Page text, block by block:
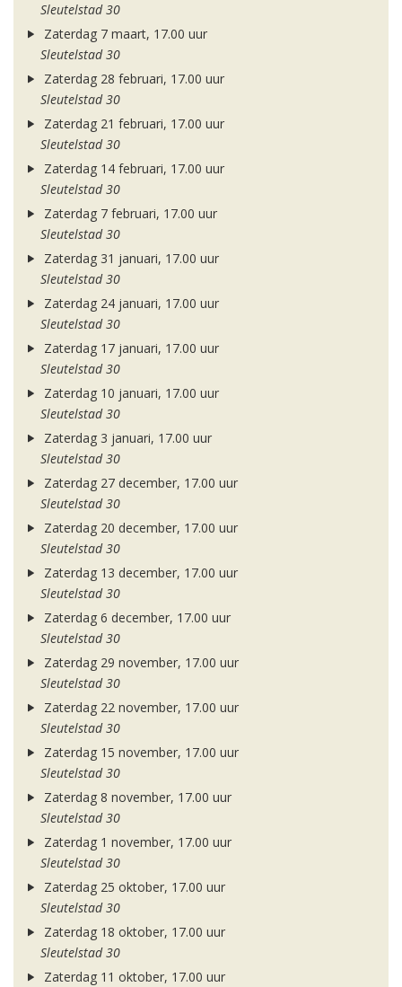
Sleutelstad 30
Zaterdag 7 maart, 17.00 uur
Sleutelstad 30
Zaterdag 28 februari, 17.00 uur
Sleutelstad 30
Zaterdag 21 februari, 17.00 uur
Sleutelstad 30
Zaterdag 14 februari, 17.00 uur
Sleutelstad 30
Zaterdag 7 februari, 17.00 uur
Sleutelstad 30
Zaterdag 31 januari, 17.00 uur
Sleutelstad 30
Zaterdag 24 januari, 17.00 uur
Sleutelstad 30
Zaterdag 17 januari, 17.00 uur
Sleutelstad 30
Zaterdag 10 januari, 17.00 uur
Sleutelstad 30
Zaterdag 3 januari, 17.00 uur
Sleutelstad 30
Zaterdag 27 december, 17.00 uur
Sleutelstad 30
Zaterdag 20 december, 17.00 uur
Sleutelstad 30
Zaterdag 13 december, 17.00 uur
Sleutelstad 30
Zaterdag 6 december, 17.00 uur
Sleutelstad 30
Zaterdag 29 november, 17.00 uur
Sleutelstad 30
Zaterdag 22 november, 17.00 uur
Sleutelstad 30
Zaterdag 15 november, 17.00 uur
Sleutelstad 30
Zaterdag 8 november, 17.00 uur
Sleutelstad 30
Zaterdag 1 november, 17.00 uur
Sleutelstad 30
Zaterdag 25 oktober, 17.00 uur
Sleutelstad 30
Zaterdag 18 oktober, 17.00 uur
Sleutelstad 30
Zaterdag 11 oktober, 17.00 uur